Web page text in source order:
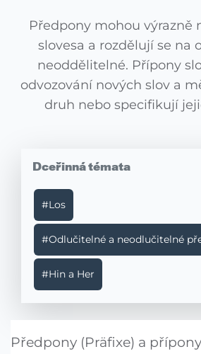
Předpony mohou výrazně
slovesa a rozdělují se na
neoddělitelné. Přípony
odvozování nových slov a
druh nebo specifikují
Dceřinná témata
#Los
#Odlučitelné a neodlučitelné
#Hin a Her
Předpony (Präfixe) a